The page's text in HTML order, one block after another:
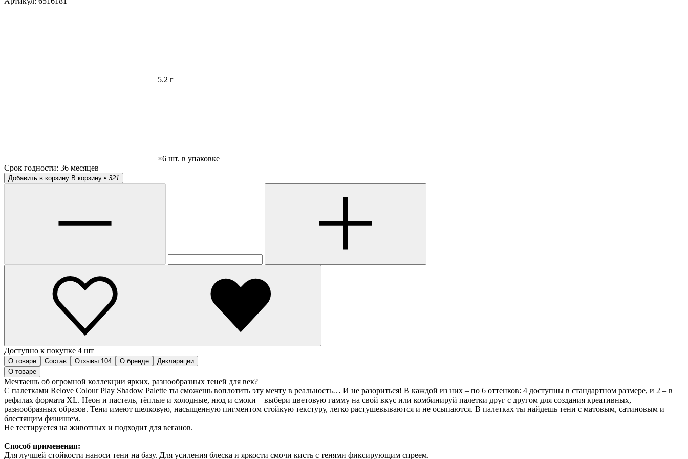
5.2 г
×6 шт. в упаковке
Срок годности: 36 месяцев
Добавить в корзину В корзину • 321
Доступно к покупке 4 шт
О товаре Состав Отзывы 104 О бренде
Декларации
О товаре
Мечтаешь об огромной коллекции ярких, разнообразных теней для век?
С палетками Relove Colour Play Shadow Palette ты сможешь воплотить эту мечту в реальность… И не разориться! В каждой из них – по 6 оттенков: 4 доступны в стандартном размере, и 2 – в
рефилах формата XL. Неон и пастель, тёплые и холодные, нюд и смоки – выбери цветовую гамму на свой вкус или комбинируй палетки друг с другом для создания креативных,
разнообразных образов. Тени имеют шелковую, насыщенную пигментом стойкую текстуру, легко растушевываются и не осыпаются. В палетках ты найдешь тени с матовым, сатиновым и
блестящим финишем.
Не тестируется на животных и подходит для веганов.
Способ применения:
Для лучшей стойкости наноси тени на базу. Для усиления блеска и яркости смочи кисть с тенями фиксирующим спреем.